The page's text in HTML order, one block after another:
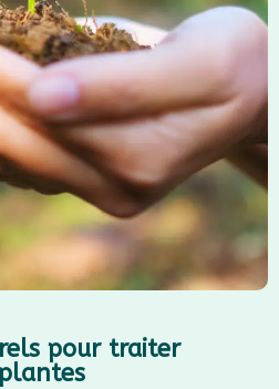
pour traiter